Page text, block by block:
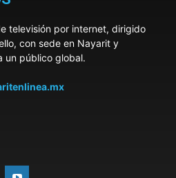
televisión por internet, dirigido
con sede en Nayarit y
un público global.